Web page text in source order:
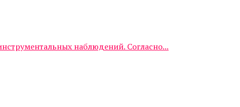
наблюдений. Согласно...